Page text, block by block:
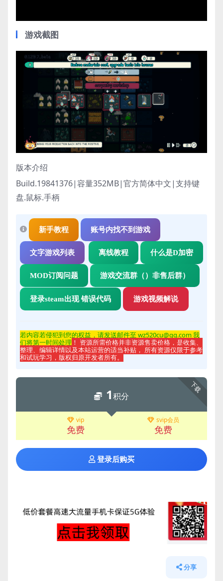
游戏截图
版本介绍
Build.19841376|容量352MB|官方简体中文|支持键
盘.鼠标.手柄
新手教程 账号内找不到游戏
文字游戏列表 离线教程 什么是D加密
MOD订阅问题 游戏交流群（）非售后群）
登录steam出现 错误代码 游戏视频解说
若内容若侵犯到您的权益，请发送邮件至 wz520cu@qq.com 我
们将第一时间处理 ！ 资源所需价格并非资源售卖价格，是收集、
整理、编辑详情以及本站运营的适当补贴， 所有资源仅限于参考
和试玩学习，版权归原开发者所有。
下载
1积分
vip
免费
svip会员
免费
登录后购买
分享